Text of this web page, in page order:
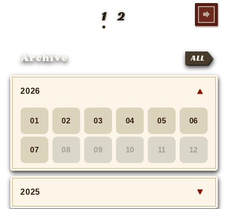
1 2
Archive ALL
2026
01 02 03 04 05 06
07 08 09 10 11 12
2025